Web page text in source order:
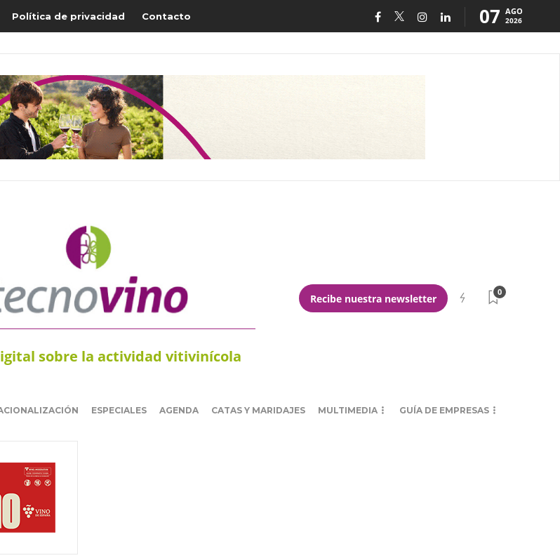
Política de privacidad Contacto 07 AGO
2026
sobre la actividad vitivinícola
Recibe nuestra newsletter
0
ESPECIALES AGENDA CATAS Y MARIDAJES MULTIMEDIA GUÍA DE EMPRESAS